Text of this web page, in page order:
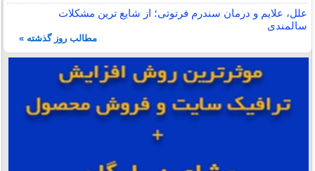
علل، علایم و درمان سندرم فرتوتی؛ از شایع ترین مشکلات
سالمندی
مطالب روز گذشته »